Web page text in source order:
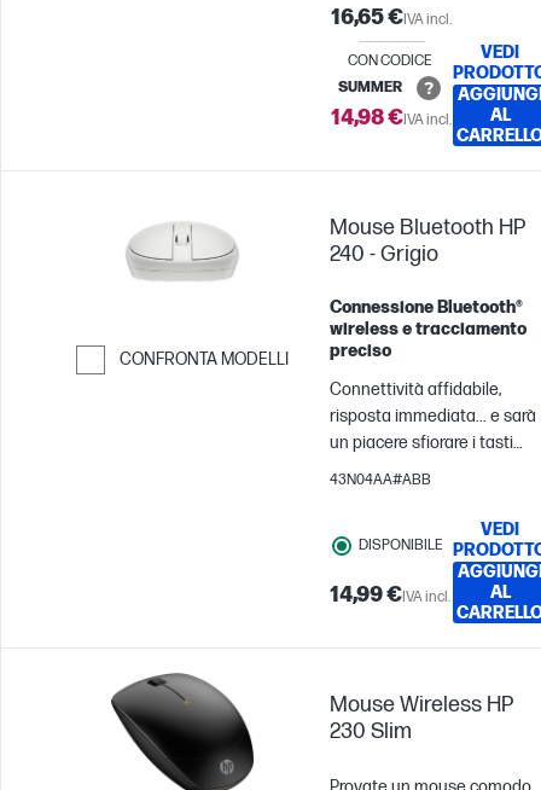
16,65 €IVA incl.
CON CODICE
SUMMER
14,98 €IVA incl.
VEDI
AL
CONFRONTA MODELLI
Mouse Bluetooth HP
240 - Grigio
Connessione Bluetooth®
wireless e tracciamento
preciso
Connettività affidabile,
risposta immediata... e sarà
un piacere sfiorare i tasti
tutto il giorno, tutti i giorni.
perfetto per le tue esigenze
di tutti i giorni.
43N04AA#ABB
DISPONIBILE
14,99 €IVA incl.
VEDI
AL
Mouse Wireless HP
230 Slim